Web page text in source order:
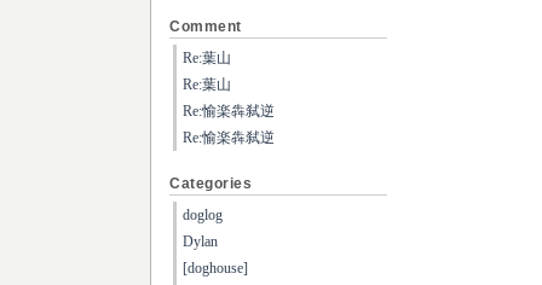
Comment
Re:葉山
Re:葉山
Re:愉楽犇弑逆
Re:愉楽犇弑逆
Categories
doglog
Dylan
[doghouse]